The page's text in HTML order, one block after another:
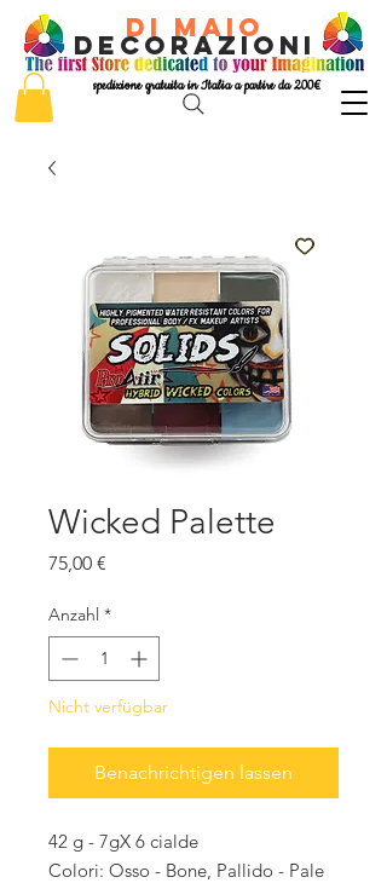
di Maio
decorazioni
spedizione gratuita in Italia a partire da 200€
Wicked Palette
75,00 €
Anzahl *
Nicht verfügbar
Benachrichtigen lassen
42 g - 7gX 6 cialde
Colori: Osso - Bone, Pallido - Pale